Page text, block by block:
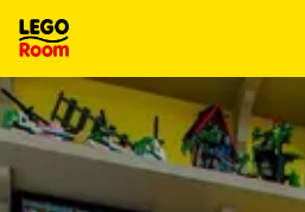
Zum Hauptinhalt